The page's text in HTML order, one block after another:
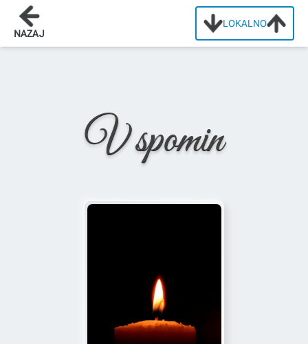
LOKALNO
NAZAJ
Domov
V spomin